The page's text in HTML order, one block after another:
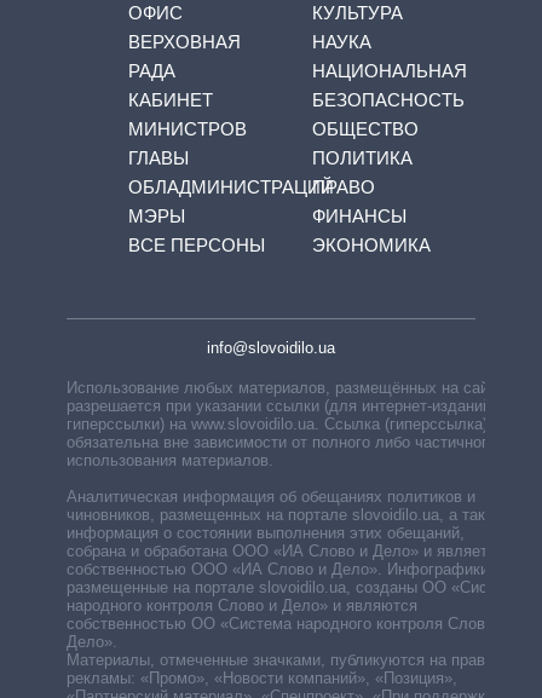
ОФИС
ВЕРХОВНАЯ
РАДА
КАБИНЕТ
МИНИСТРОВ
ГЛАВЫ
ОБЛАДМИНИСТРАЦИЙ
МЭРЫ
ВСЕ ПЕРСОНЫ
КУЛЬТУРА
НАУКА
НАЦИОНАЛЬНАЯ
БЕЗОПАСНОСТЬ
ОБЩЕСТВО
ПОЛИТИКА
ПРАВО
ФИНАНСЫ
ЭКОНОМИКА
info@slovoidilo.ua
Использование любых материалов, размещённых на сайте,
разрешается при указании ссылки (для интернет-изданий —
гиперссылки) на www.slovoidilo.ua. Ссылка (гиперссылка)
обязательна вне зависимости от полного либо частичного
использования материалов.
Аналитическая информация об обещаниях политиков и
чиновников, размещенных на портале slovoidilo.ua, а также
информация о состоянии выполнения этих обещаний,
собрана и обработана ООО «ИА Слово и Дело» и является
собственностью ООО «ИА Слово и Дело». Инфографики,
размещенные на портале slovoidilo.ua, созданы ОО «Система
народного контроля Слово и Дело» и являются
собственностью ОО «Система народного контроля Слово и
Дело».
Материалы, отмеченные значками, публикуются на правах
рекламы: «Промо», «Новости компаний», «Позиция»,